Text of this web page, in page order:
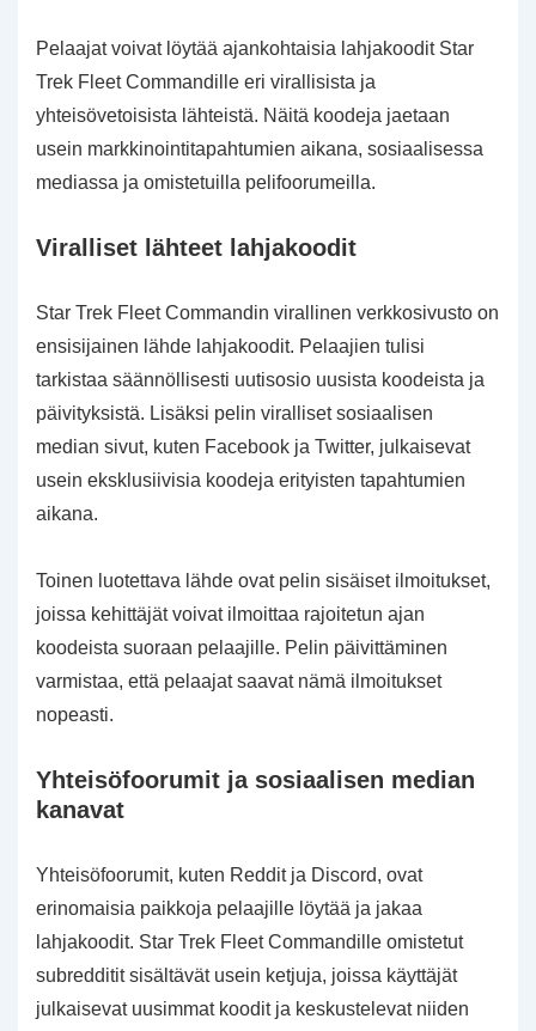
Pelaajat voivat löytää ajankohtaisia lahjakoodit Star
Trek Fleet Commandille eri virallisista ja
yhteisövetoisista lähteistä. Näitä koodeja jaetaan
usein markkinointitapahtumien aikana, sosiaalisessa
mediassa ja omistetuilla pelifoorumeilla.
Viralliset lähteet lahjakoodit
Star Trek Fleet Commandin virallinen verkkosivusto on
ensisijainen lähde lahjakoodit. Pelaajien tulisi
tarkistaa säännöllisesti uutisosio uusista koodeista ja
päivityksistä. Lisäksi pelin viralliset sosiaalisen
median sivut, kuten Facebook ja Twitter, julkaisevat
usein eksklusiivisia koodeja erityisten tapahtumien
aikana.
Toinen luotettava lähde ovat pelin sisäiset ilmoitukset,
joissa kehittäjät voivat ilmoittaa rajoitetun ajan
koodeista suoraan pelaajille. Pelin päivittäminen
varmistaa, että pelaajat saavat nämä ilmoitukset
nopeasti.
Yhteisöfoorumit ja sosiaalisen median
kanavat
Yhteisöfoorumit, kuten Reddit ja Discord, ovat
erinomaisia paikkoja pelaajille löytää ja jakaa
lahjakoodit. Star Trek Fleet Commandille omistetut
subredditit sisältävät usein ketjuja, joissa käyttäjät
julkaisevat uusimmat koodit ja keskustelevat niiden